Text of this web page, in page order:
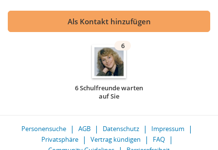
Als Kontakt hinzufügen
6
6 Schulfreunde warten
auf Sie
Personensuche AGB Datenschutz
Impressum
Privatsphäre
Vertrag kündigen
FAQ